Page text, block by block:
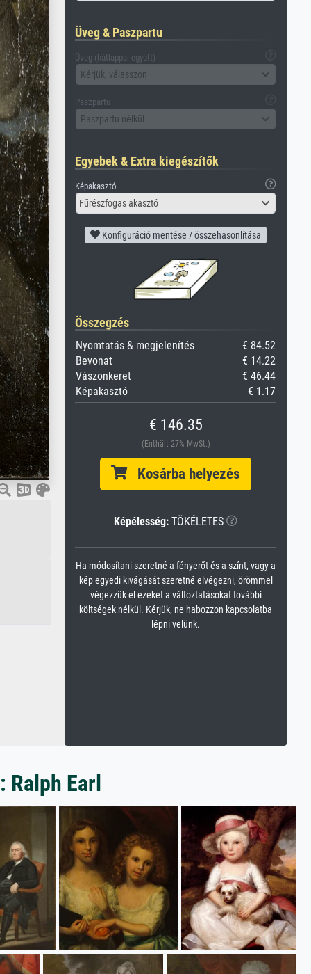
Üveg & Paszpartu
Üveg (hátlappal együtt)
Kérjük, válasszon
Paszpartu
Paszpartu nélkül
Egyebek & Extra kiegészítők
Képakasztó
Fűrészfogas akasztó
Konfiguráció mentése / összehasonlítása
Összegzés
Nyomtatás & megjelenítés
€ 84.52
Bevonat
€ 14.22
Vászonkeret
€ 46.44
Képakasztó
€ 1.17
€ 146.35
(Enthält 27% MwSt.)
Kosárba helyezés
Képélesség: TÖKÉLETES
Ha módosítani szeretné a fényerőt és a színt, vagy a
kép egyedi kivágását szeretné elvégezni, örömmel
végezzük el ezeket a változtatásokat további
költségek nélkül. Kérjük, ne habozzon kapcsolatba
lépni velünk.
Earl